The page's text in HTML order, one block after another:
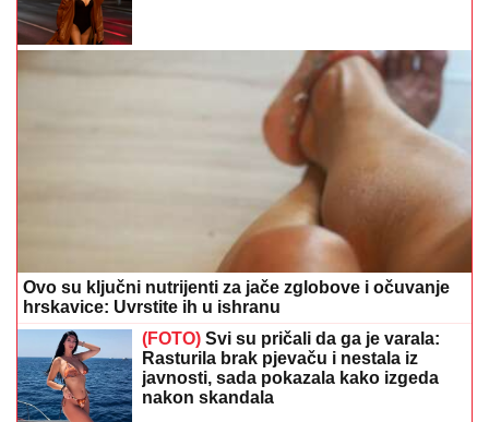
Ovo su ključni nutrijenti za jače zglobove i očuvanje
hrskavice: Uvrstite ih u ishranu
(FOTO) Svi su pričali da ga je varala:
Rasturila brak pjevaču i nestala iz
javnosti, sada pokazala kako izgeda
nakon skandala